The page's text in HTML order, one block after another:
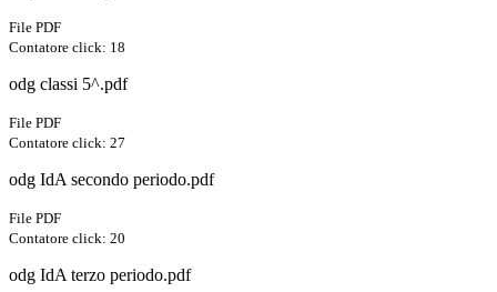
File PDF
Contatore click: 18
odg classi 5^.pdf
File PDF
Contatore click: 27
odg IdA secondo periodo.pdf
File PDF
Contatore click: 20
odg IdA terzo periodo.pdf